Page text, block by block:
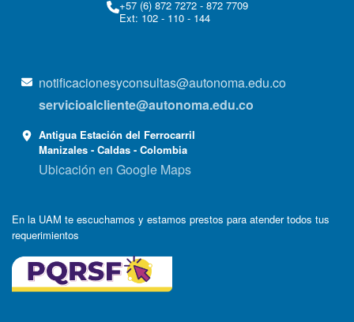
+57 (6) 872 7272 - 872 7709
Ext: 102 - 110 - 144
notificacionesyconsultas@autonoma.edu.co
servicioalcliente@autonoma.edu.co
Antigua Estación del Ferrocarril
Manizales - Caldas - Colombia
Ubicación en Google Maps
En la UAM te escuchamos y estamos prestos para atender todos tus
requerimientos